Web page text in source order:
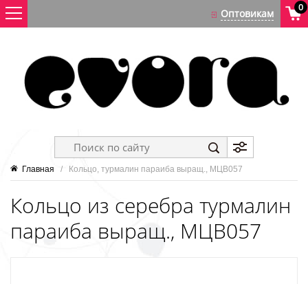
0
Главная /   Кольцо, турмалин параиба выращ., МЦВ057
Кольцо из серебра турмалин
параиба выращ., МЦВ057